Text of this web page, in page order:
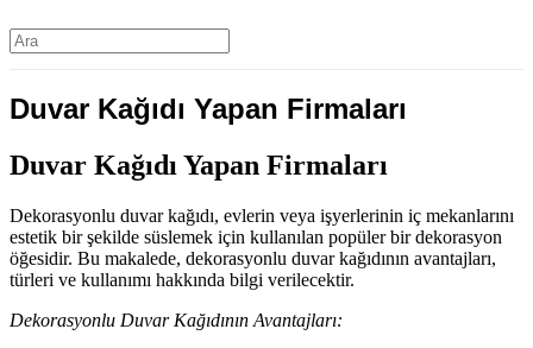
Duvar Kağıdı Yapan Firmaları
Duvar Kağıdı Yapan Firmaları
Dekorasyonlu duvar kağıdı, evlerin veya işyerlerinin iç mekanlarını
estetik bir şekilde süslemek için kullanılan popüler bir dekorasyon
öğesidir. Bu makalede, dekorasyonlu duvar kağıdının avantajları,
türleri ve kullanımı hakkında bilgi verilecektir.
Dekorasyonlu Duvar Kağıdının Avantajları: